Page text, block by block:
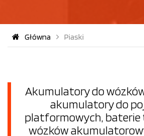
Główna Piaski
Akumulatory do
akumulatory do
platformowych, baterie
wózków